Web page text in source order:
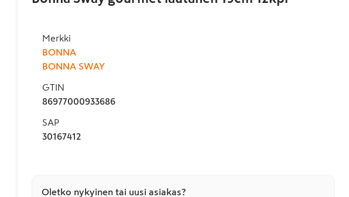
Merkki
BONNA
BONNA SWAY
GTIN
86977000933686
SAP
30167412
Oletko nykyinen tai uusi asiakas?